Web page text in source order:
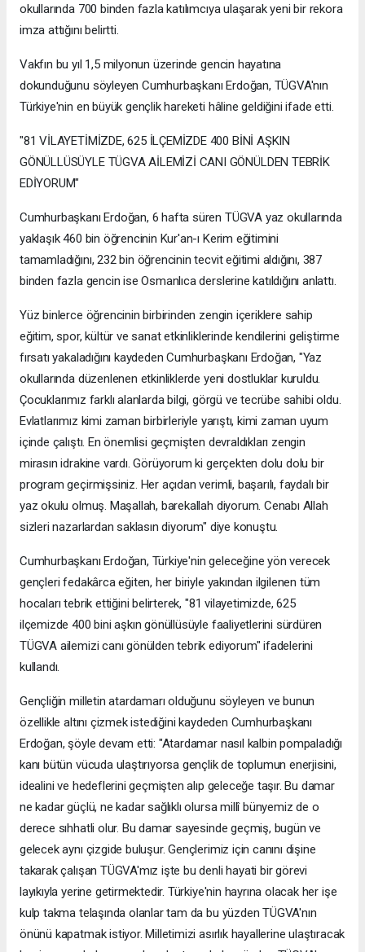
okullarında 700 binden fazla katılımcıya ulaşarak yeni bir rekora
imza attığını belirtti.
Vakfın bu yıl 1,5 milyonun üzerinde gencin hayatına
dokunduğunu söyleyen Cumhurbaşkanı Erdoğan, TÜGVA'nın
Türkiye'nin en büyük gençlik hareketi hâline geldiğini ifade etti.
"81 VİLAYETİMİZDE, 625 İLÇEMİZDE 400 BİNİ AŞKIN
GÖNÜLLÜSÜYLE TÜGVA AİLEMİZİ CANI GÖNÜLDEN TEBRİK
EDİYORUM"
Cumhurbaşkanı Erdoğan, 6 hafta süren TÜGVA yaz okullarında
yaklaşık 460 bin öğrencinin Kur'an-ı Kerim eğitimini
tamamladığını, 232 bin öğrencinin tecvit eğitimi aldığını, 387
binden fazla gencin ise Osmanlıca derslerine katıldığını anlattı.
Yüz binlerce öğrencinin birbirinden zengin içeriklere sahip
eğitim, spor, kültür ve sanat etkinliklerinde kendilerini geliştirme
fırsatı yakaladığını kaydeden Cumhurbaşkanı Erdoğan, "Yaz
okullarında düzenlenen etkinliklerde yeni dostluklar kuruldu.
Çocuklarımız farklı alanlarda bilgi, görgü ve tecrübe sahibi oldu.
Evlatlarımız kimi zaman birbirleriyle yarıştı, kimi zaman uyum
içinde çalıştı. En önemlisi geçmişten devraldıkları zengin
mirasın idrakine vardı. Görüyorum ki gerçekten dolu dolu bir
program geçirmişsiniz. Her açıdan verimli, başarılı, faydalı bir
yaz okulu olmuş. Maşallah, barekallah diyorum. Cenabı Allah
sizleri nazarlardan saklasın diyorum" diye konuştu.
Cumhurbaşkanı Erdoğan, Türkiye'nin geleceğine yön verecek
gençleri fedakârca eğiten, her biriyle yakından ilgilenen tüm
hocaları tebrik ettiğini belirterek, "81 vilayetimizde, 625
ilçemizde 400 bini aşkın gönüllüsüyle faaliyetlerini sürdüren
TÜGVA ailemizi canı gönülden tebrik ediyorum" ifadelerini
kullandı.
Gençliğin milletin atardamarı olduğunu söyleyen ve bunun
özellikle altını çizmek istediğini kaydeden Cumhurbaşkanı
Erdoğan, şöyle devam etti: "Atardamar nasıl kalbin pompaladığı
kanı bütün vücuda ulaştırıyorsa gençlik de toplumun enerjisini,
idealini ve hedeflerini geçmişten alıp geleceğe taşır. Bu damar
ne kadar güçlü, ne kadar sağlıklı olursa millî bünyemiz de o
derece sıhhatli olur. Bu damar sayesinde geçmiş, bugün ve
gelecek aynı çizgide buluşur. Gençlerimiz için canını dişine
takarak çalışan TÜGVA'mız işte bu denli hayati bir görevi
layıkıyla yerine getirmektedir. Türkiye'nin hayrına olacak her işe
kulp takma telaşında olanlar tam da bu yüzden TÜGVA'nın
önünü kapatmak istiyor. Milletimizi asırlık hayallerine ulaştıracak